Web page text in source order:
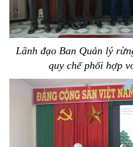
Lãnh đạo Ban Quản lý
quy chế phối hợp